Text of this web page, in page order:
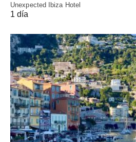
Unexpected Ibiza Hotel
1 día